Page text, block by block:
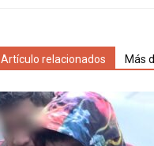
Artículo relacionados Más